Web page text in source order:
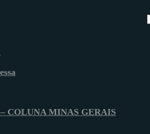
COLUNA MINAS GERAIS